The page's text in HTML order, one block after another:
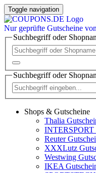
Toggle navigation
Nur geprüfte Gutscheine
Suchbegriff oder
Suchbegriff oder
Shops & Gutscheine
Thalia
INTERSPORT
Reuter
XXXLutz
Westwing
IKEA